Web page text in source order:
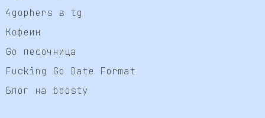
4gophers в tg
Кофеин
Go песочница
Fucking Go Date Format
Блог на boosty